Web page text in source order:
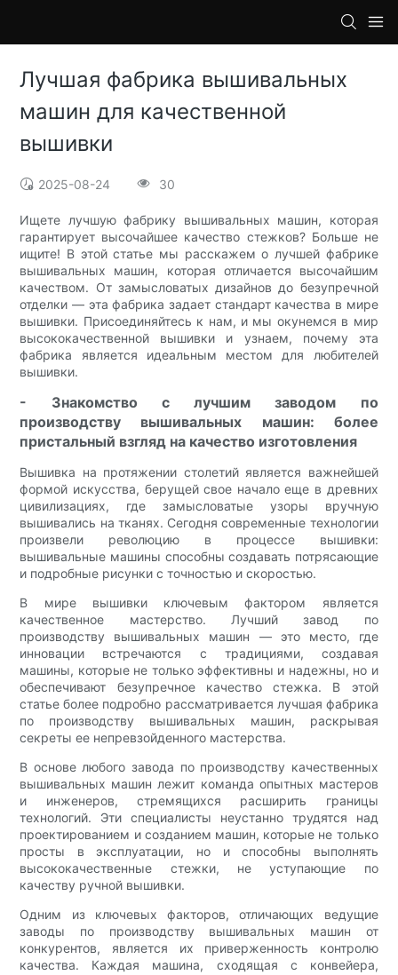
Лучшая фабрика вышивальных
машин для качественной
вышивки
2025-08-24 30
Ищете лучшую фабрику вышивальных машин, которая
гарантирует высочайшее качество стежков? Больше не
ищите! В этой статье мы расскажем о лучшей фабрике
вышивальных машин, которая отличается высочайшим
качеством. От замысловатых дизайнов до безупречной
отделки — эта фабрика задает стандарт качества в мире
вышивки. Присоединяйтесь к нам, и мы окунемся в мир
высококачественной вышивки и узнаем, почему эта
фабрика является идеальным местом для любителей
вышивки.
- Знакомство с лучшим заводом по
производству вышивальных машин: более
пристальный взгляд на качество изготовления
Вышивка на протяжении столетий является важнейшей
формой искусства, берущей свое начало еще в древних
цивилизациях, где замысловатые узоры вручную
вышивались на тканях. Сегодня современные технологии
произвели революцию в процессе вышивки:
вышивальные машины способны создавать потрясающие
и подробные рисунки с точностью и скоростью.
В мире вышивки ключевым фактором является
качественное мастерство. Лучший завод по
производству вышивальных машин — это место, где
инновации встречаются с традициями, создавая
машины, которые не только эффективны и надежны, но и
обеспечивают безупречное качество стежка. В этой
статье более подробно рассматривается лучшая фабрика
по производству вышивальных машин, раскрывая
секреты ее непревзойденного мастерства.
В основе любого завода по производству качественных
вышивальных машин лежит команда опытных мастеров
и инженеров, стремящихся расширить границы
технологий. Эти специалисты неустанно трудятся над
проектированием и созданием машин, которые не только
просты в эксплуатации, но и способны выполнять
высококачественные стежки, не уступающие по
качеству ручной вышивки.
Одним из ключевых факторов, отличающих ведущие
заводы по производству вышивальных машин от
конкурентов, является их приверженность контролю
качества. Каждая машина, сходящая с конвейера,